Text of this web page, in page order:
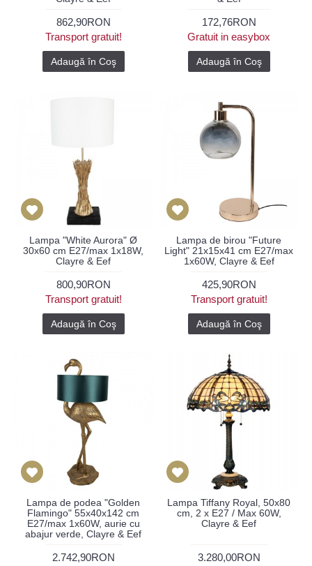
862,90RON
Transport gratuit!
Adaugă în Coş
172,76RON
Gratuit in easybox
Adaugă în Coş
Lampa "White Aurora" Ø
30x60 cm E27/max 1x18W,
Clayre & Eef
800,90RON
Transport gratuit!
Adaugă în Coş
Lampa de birou "Future
Light" 21x15x41 cm E27/max
1x60W, Clayre & Eef
425,90RON
Transport gratuit!
Adaugă în Coş
Lampa de podea "Golden
Flamingo" 55x40x142 cm
E27/max 1x60W, aurie cu
abajur verde, Clayre & Eef
2.742,90RON
Lampa Tiffany Royal, 50x80
cm, 2 x E27 / Max 60W,
Clayre & Eef
3.280,00RON